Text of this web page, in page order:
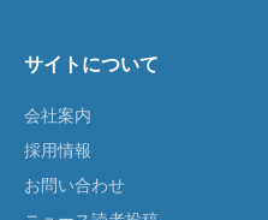
サイトについて
会社案内
採用情報
お問い合わせ